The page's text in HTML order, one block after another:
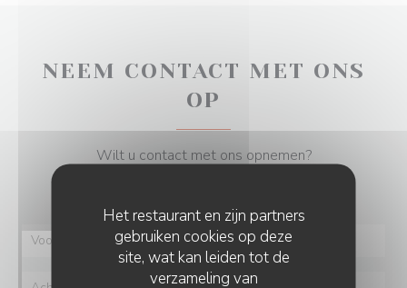
Het restaurant en zijn partners
gebruiken cookies op deze
site, wat kan leiden tot de
verzameling van
NEEM CONTACT MET ONS
OP
Wilt u contact met ons opnemen?